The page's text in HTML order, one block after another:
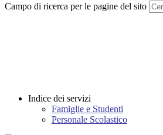
Campo di ricerca per le pagine del sito
Indice dei servizi
Famiglie e Studenti
Personale Scolastico